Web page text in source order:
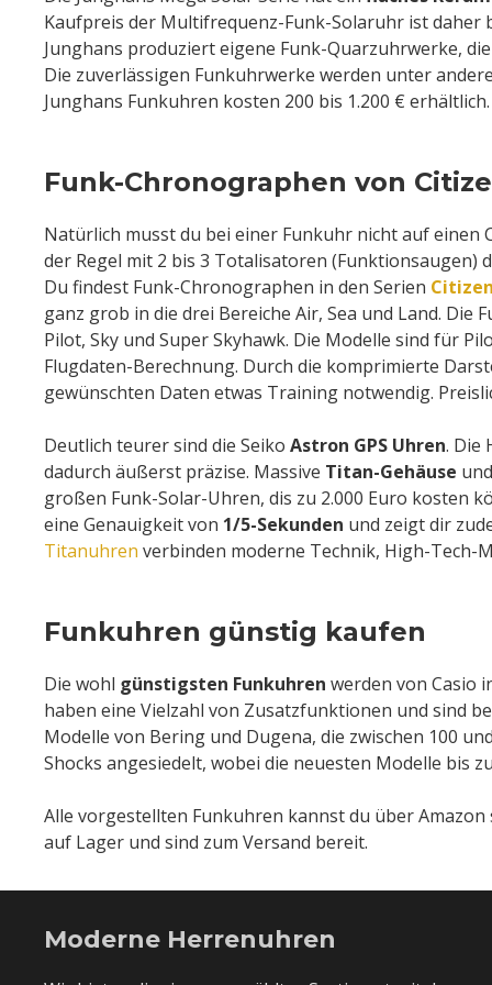
Kaufpreis der Multifrequenz-Funk-Solaruhr ist daher
Junghans produziert eigene Funk-Quarzuhrwerke,
Die zuverlässigen Funkuhrwerke werden unter
Junghans Funkuhren kosten 200 bis 1.200 € erhältlich.
Funk-Chronographen von
Natürlich musst du bei einer Funkuhr nicht auf
der Regel mit 2 bis 3 Totalisatoren
Du findest Funk-Chronographen in den Serien
ganz grob in die drei Bereiche Air, Sea und Land.
Pilot, Sky und Super Skyhawk. Die Modelle sind für
Flugdaten-Berechnung. Durch die komprimierte
gewünschten Daten etwas Training notwendig.
Deutlich teurer sind die Seiko Astron GPS Uhren. Die
dadurch äußerst präzise. Massive Titan-Gehäuse
großen Funk-Solar-Uhren, dis zu 2.000 Euro kosten
eine Genauigkeit von 1/5-Sekunden und zeigt dir
Titanuhren verbinden moderne Technik, High-Tech-
Funkuhren günstig kaufen
Die wohl günstigsten Funkuhren werden von Casio
haben eine Vielzahl von Zusatzfunktionen und sind
Modelle von Bering und Dugena, die zwischen 100
Shocks angesiedelt, wobei die neuesten Modelle bis
Alle vorgestellten Funkuhren kannst du über
auf Lager und sind zum Versand bereit.
Moderne Herrenuhren